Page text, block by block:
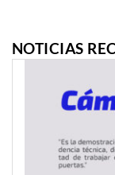
NOTICIAS